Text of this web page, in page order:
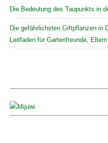
Die Bedeutung des Taupunkts in
Die gefährlichsten Giftpflanzen in
Leitfaden für Gartenfreunde,